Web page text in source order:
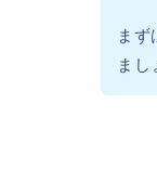
ま
まし